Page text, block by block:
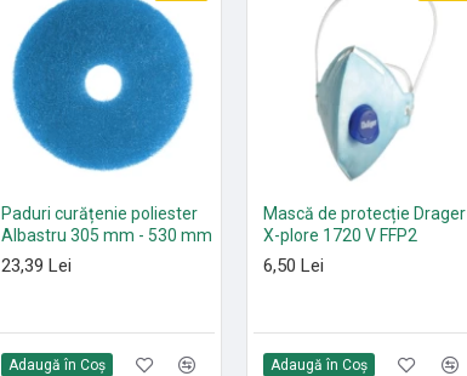
Paduri curățenie poliester
Albastru 305 mm - 530 mm
23,39 Lei
Adaugă în Coş
Mască de protecție Drager
X-plore 1720 V FFP2
6,50 Lei
Adaugă în Coş